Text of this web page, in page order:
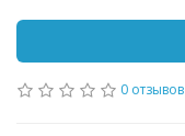
0 отзывов